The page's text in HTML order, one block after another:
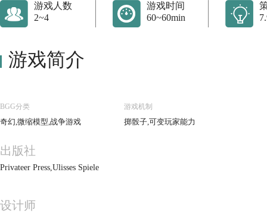
游戏人数
2~4
游戏时间
60~60min
游戏简介
BGG分类
奇幻,微缩模型,战争游戏
游戏机制
掷骰子,可变玩家能力
出版社
Privateer Press,Ulisses Spiele
设计师